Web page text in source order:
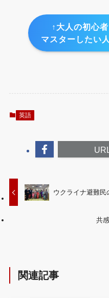
↑大人の初心
マスターしたい
英語
ウクライナ避難民
共
関連記事